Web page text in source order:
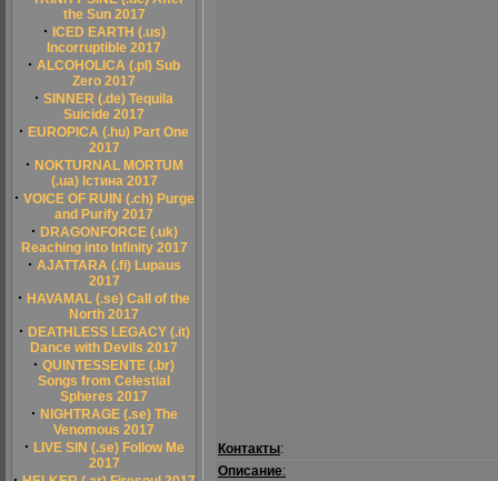
the Sun 2017
· ICED EARTH (.us)
Incorruptible 2017
· ALCOHOLICA (.pl) Sub
Zero 2017
· SINNER (.de) Tequila
Suicide 2017
· EUROPICA (.hu) Part One
2017
· NOKTURNAL MORTUM
(.ua) Істина 2017
· VOICE OF RUIN (.ch) Purge
and Purify 2017
· DRAGONFORCE (.uk)
Reaching into Infinity 2017
· AJATTARA (.fi) Lupaus
2017
· HAVAMAL (.se) Call of the
North 2017
· DEATHLESS LEGACY (.it)
Dance with Devils 2017
· QUINTESSENTE (.br)
Songs from Celestial
Spheres 2017
· NIGHTRAGE (.se) The
Venomous 2017
· LIVE SIN (.se) Follow Me
2017
Контакты:
Описание: